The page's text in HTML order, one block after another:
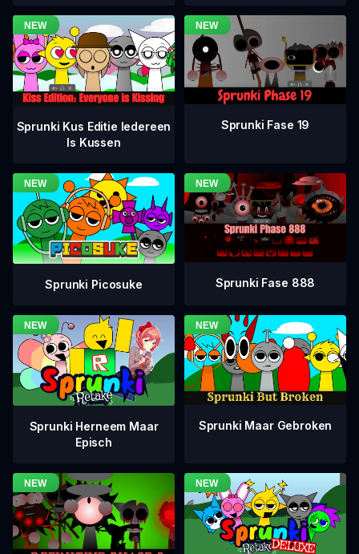
Sprunki Kus Editie Iedereen
Is Kussen
Sprunki Fase 19
Sprunki Picosuke Sprunki Fase 888
Sprunki Herneem Maar
Episch
Sprunki Maar Gebroken